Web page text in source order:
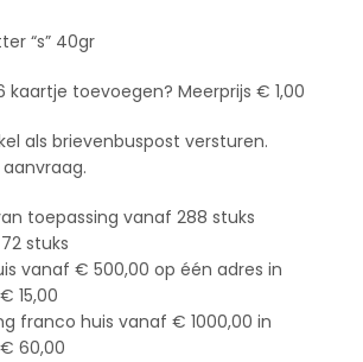
“s” 40gr
kaartje toevoegen? Meerprijs € 1,00
als brievenbuspost versturen.
toepassing vanaf 288 stuks
stuks
vanaf € 500,00 op één adres in
15,00
franco huis vanaf € 1000,00 in
60,00